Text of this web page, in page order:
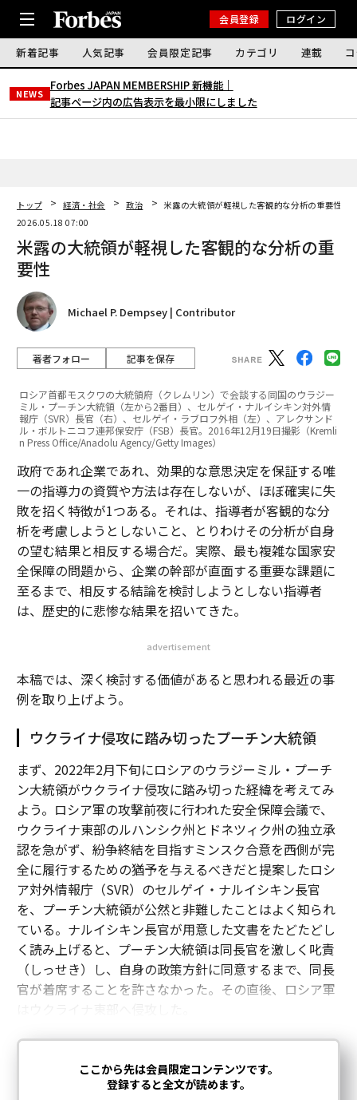
会員登録 ログイン
新着記事 人気記事 会員限定記事 カテゴリ 連載
NEWS
Forbes JAPAN MEMBERSHIP 新機能｜
記事ページ内の広告表示を最小限にしました
トップ 経済・社会 政治
米露の大統領が軽視した客観的な分析の重要性
2026.05.18 07:00
米露の大統領が軽視した客観的な分析の重
要性
Michael P. Dempsey | Contributor
著者フォロー 記事を保存
ロシア首都モスクワの大統領府（クレムリン）で会談する同国のウラジー
ミル・プーチン大統領（左から2番目）、セルゲイ・ナルイシキン対外情
報庁（SVR）長官（右）、セルゲイ・ラブロフ外相（左）、アレクサンド
ル・ボルトニコフ連邦保安庁（FSB）長官。2016年12月19日撮影（Kremli
n Press Office/Anadolu Agency/Getty Images）
政府であれ企業であれ、効果的な意思決定を保証する唯
一の指導力の資質や方法は存在しないが、ほぼ確実に失
敗を招く特徴が1つある。それは、指導者が客観的な分
析を考慮しようとしないこと、とりわけその分析が自身
の望む結果と相反する場合だ。実際、最も複雑な国家安
全保障の問題から、企業の幹部が直面する重要な課題に
至るまで、相反する結論を検討しようとしない指導者
は、歴史的に悲惨な結果を招いてきた。
advertisement
本稿では、深く検討する価値があると思われる最近の事
例を取り上げよう。
ウクライナ侵攻に踏み切ったプーチン大統領
まず、2022年2月下旬にロシアのウラジーミル・プーチ
ン大統領がウクライナ侵攻に踏み切った経緯を考えてみ
よう。ロシア軍の攻撃前夜に行われた安全保障会議で、
ウクライナ東部のルハンシク州とドネツィク州の独立承
認を急がず、紛争終結を目指すミンスク合意を西側が完
全に履行するための猶予を与えるべきだと提案したロシ
ア対外情報庁（SVR）のセルゲイ・ナルイシキン長官
を、プーチン大統領が公然と非難したことはよく知られ
ている。ナルイシキン長官が用意した文書をたどたどし
く読み上げると、プーチン大統領は同長官を激しく叱責
（しっせき）し、自身の政策方針に同意するまで、同長
官が着席することを許さなかった。その直後、ロシア軍